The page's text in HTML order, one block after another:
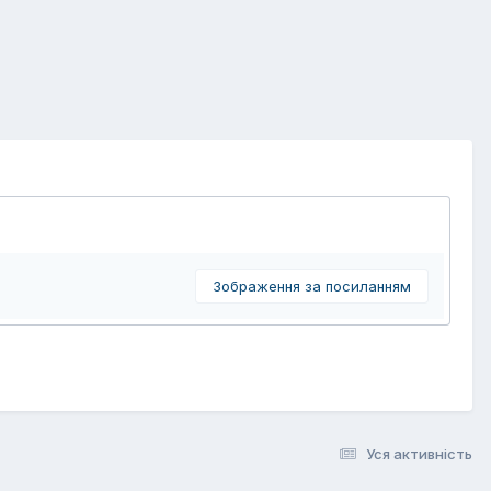
Зображення за посиланням
Уся активність